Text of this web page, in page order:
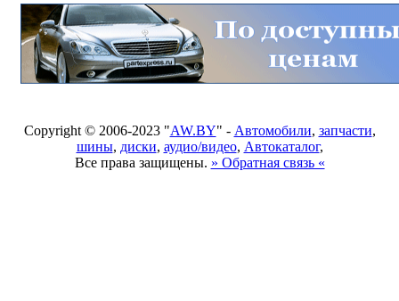
Copyright © 2006-2023 "AW.BY" - Автомобили, запчасти,
шины, диски, аудио/видео, Автокаталог,
Все права защищены. » Обратная связь «